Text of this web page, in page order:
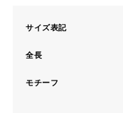
サイズ表記
全長
モチーフ